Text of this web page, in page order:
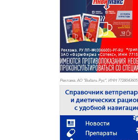
Реклама. АО "Видаль Рус", ИНН 7728043605